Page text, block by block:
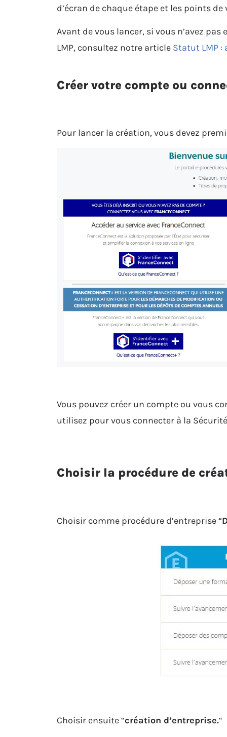
d’écran de chaque étape et les points
Avant de vous lancer, si vous n’avez
LMP, consultez notre article Statut LMP :
Créer votre compte ou
Pour lancer la création, vous devez
Vous pouvez créer un compte ou vous
utilisez pour vous connecter à la
Choisir la procédure de
Choisir comme procédure d’entreprise “
Choisir ensuite “création d’entreprise.“